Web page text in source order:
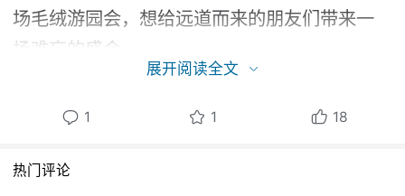
场毛绒游园会，想给远道而来的朋友们带来一
场难忘的盛会......
🌟 超丰富现场玩法，承包你的夏日快乐
样：
展开阅读全文
1 1 18
热门评论